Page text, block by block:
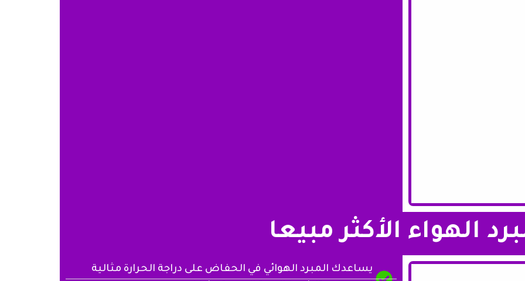
الهواء الأكثر مبيعا
يساعدك المبرد الهوائي في الحفاض على دراجة الحرارة مثالية